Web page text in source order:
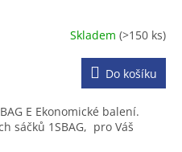
Skladem (>150 ks)
Do košíku
E Ekonomické balení.
sáčků 1SBAG, pro Váš